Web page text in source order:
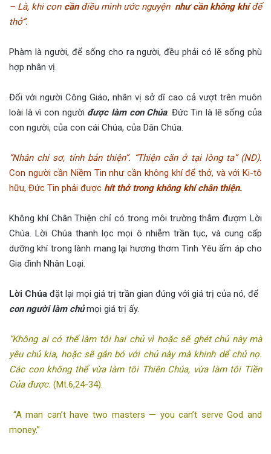
– Là, khi con cần điều mình ước nguyện như cần không khíđể
thở”.
Phàm là người, để sống cho ra người, đều phải có lẽ sống phù
hợp nhân vị.
Đối với người Công Giáo, nhân vị sở dĩ cao cả vượt trên muôn
loài là vì con người được làm con Chúa. Đức Tin là lẽ sống của
con người, của con cái Chúa, của Dân Chúa.
“Nhân chi sơ, tính bản thiện”. “Thiện căn ở tại lòng ta” (ND).
Con người cần Niềm Tin như cần không khí để thở, và với Ki-tô
hữu, Đức Tin phải được hít thở trong không khí chân thiện.
Không khí Chân Thiện chỉ có trong môi trường thắm đượm Lời
Chúa. Lời Chúa thanh lọc mọi ô nhiễm trần tục, và cung cấp
dưỡng khí trong lành mang lại hương thơm Tình Yêu ấm áp cho
Gia đình Nhân Loại.
Lời Chúa đặt lại mọi giá trị trần gian đúng với giá trị của nó, để
con người làm chủmọi giá trị ấy.
“Không ai có thể làm tôi hai chủ vì hoặc sẽ ghét chủ này mà
yêu chủ kia, hoặc sẽ gắn bó với chủ này mà khinh dể chủ nọ.
Các con không thể vừa làm tôi Thiên Chúa, vừa làm tôi Tiền
Của được. (Mt.6,24-34).
“A man can’t have two masters — you can’t serve God and
money.”